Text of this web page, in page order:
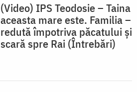
(Video) IPS Teodosie – Taina
aceasta mare este. Familia –
redută împotriva păcatului şi
scară spre Rai (Întrebări)